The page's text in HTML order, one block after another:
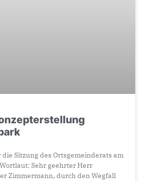
Sitzung des Ortsgemeinderats am
Sehr geehrter Herr
Zimmermann, durch den Wegfall